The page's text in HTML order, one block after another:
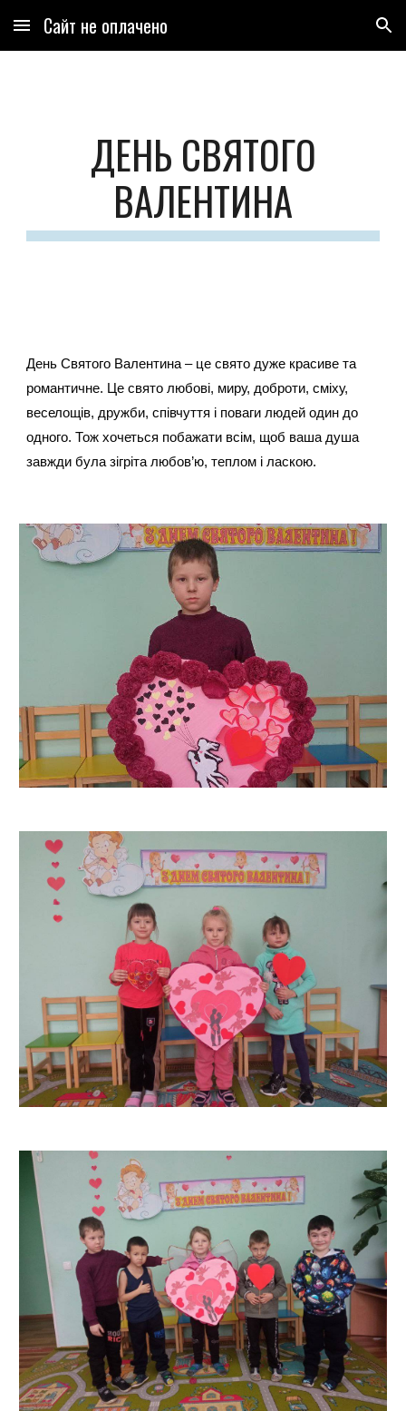
Skip to main content Skip to navigation
Сайт не оплачено
ДЕНЬ СВЯТОГО
ВАЛЕНТИНА
День Святого Валентина – це свято дуже красиве та
романтичне. Це свято любові, миру, доброти, сміху,
веселощів, дружби, співчуття і поваги людей один до
одного. Тож хочеться побажати всім, щоб ваша душа
завжди була зігріта любов’ю, теплом і ласкою.